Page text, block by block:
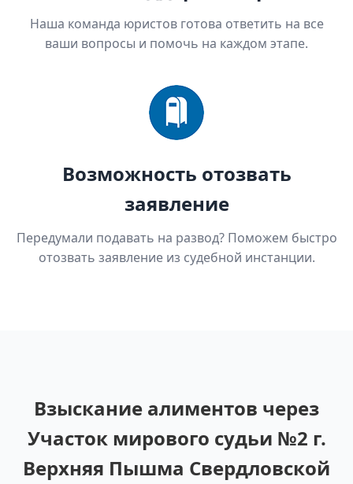
Наша команда юристов готова ответить на все
ваши вопросы и помочь на каждом этапе.
Возможность отозвать
заявление
Передумали подавать на развод? Поможем быстро
отозвать заявление из судебной инстанции.
Взыскание алиментов через
Участок мирового судьи №2 г.
Верхняя Пышма Свердловской